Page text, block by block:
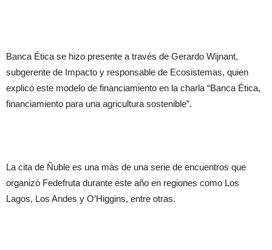
Banca Ética se hizo presente a través de Gerardo Wijnant,
subgerente de Impacto y responsable de Ecosistemas, quien
explicó este modelo de financiamiento en la charla “Banca Ética,
financiamiento para una agricultura sostenible”.
La cita de Ñuble es una más de una serie de encuentros que
organizó Fedefruta durante este año en regiones como Los
Lagos, Los Andes y O’Higgins, entre otras.